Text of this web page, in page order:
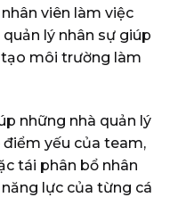
viên làm việc
lý nhân sự giúp
môi trường làm
những nhà quản lý
yếu của team,
tái phân bổ nhân
lực của từng cá